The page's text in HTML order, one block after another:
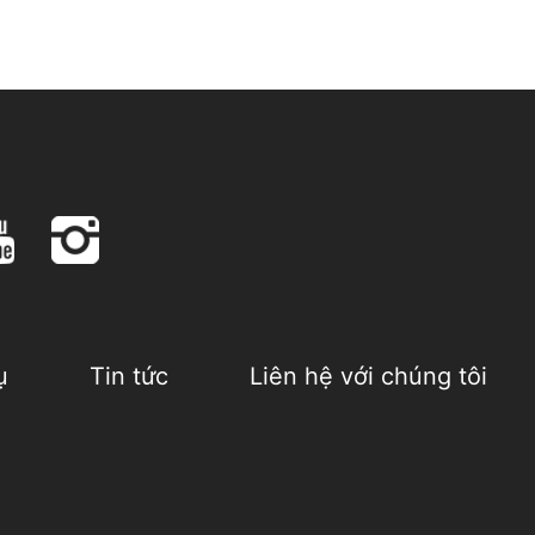
Tin tức Liên hệ với chúng tôi